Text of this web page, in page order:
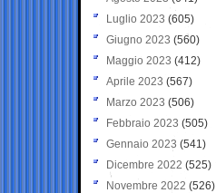
Luglio 2023 (605)
Giugno 2023 (560)
Maggio 2023 (412)
Aprile 2023 (567)
Marzo 2023 (506)
Febbraio 2023 (505)
Gennaio 2023 (541)
Dicembre 2022 (525)
Novembre 2022 (526)